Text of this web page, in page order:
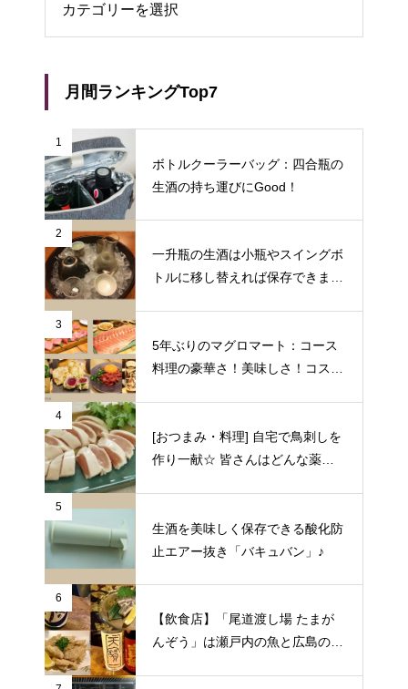
月間ランキングTop7
1
ボトルクーラーバッグ：四合瓶の
生酒の持ち運びにGood！
2
一升瓶の生酒は小瓶やスイングボ
トルに移し替えれば保存できます
3
5年ぶりのマグロマート：コース
料理の豪華さ！美味しさ！コスパ
4
[おつまみ・料理] 自宅で鳥刺しを
作り一献☆ 皆さんはどんな薬味
5
生酒を美味しく保存できる酸化防
止エアー抜き「バキュバン」♪
6
【飲食店】「尾道渡し場 たまが
んぞう」は瀬戸内の魚と広島の日